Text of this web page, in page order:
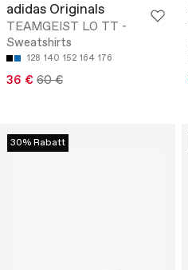
adidas Originals
TEAMGEIST LO TT -
Sweatshirts
128 140 152 164 176
36 € 60 €
30% Rabatt